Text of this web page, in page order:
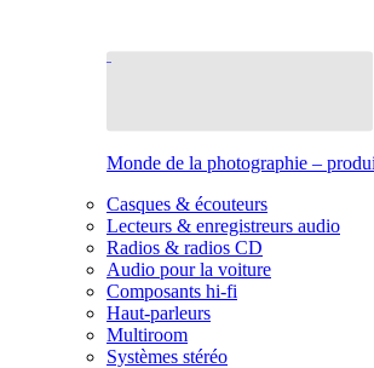
Monde de la photographie –
Casques & écouteurs
Lecteurs & enregistreurs audio
Radios & radios CD
Audio pour la voiture
Composants hi-fi
Haut-parleurs
Multiroom
Systèmes stéréo